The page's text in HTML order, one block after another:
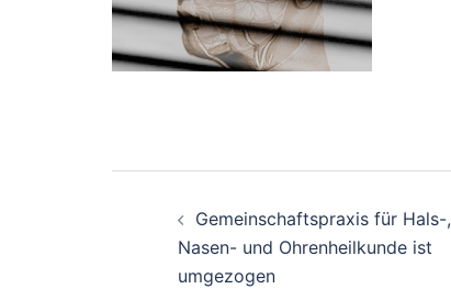
Beitrags-
Navigation
Gemeinschaftspraxis für Hals-,
Nasen- und Ohrenheilkunde ist
umgezogen